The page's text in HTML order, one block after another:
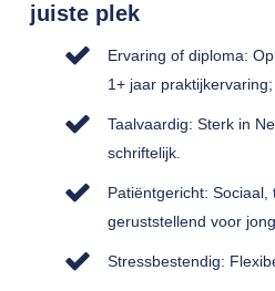
juiste plek
Ervaring of diploma:
1+ jaar praktijkervaring;
Taalvaardig: Sterk in
schriftelijk.
Patiëntgericht: Sociaal,
geruststellend voor
Stressbestendig: